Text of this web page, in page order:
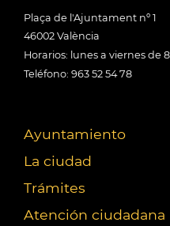
Plaça de l'Ajuntament nº 1
46002 València
Horarios: lunes a viernes de
Teléfono: 963 52 54 78
Ayuntamiento
La ciudad
Trámites
Atención ciudadana